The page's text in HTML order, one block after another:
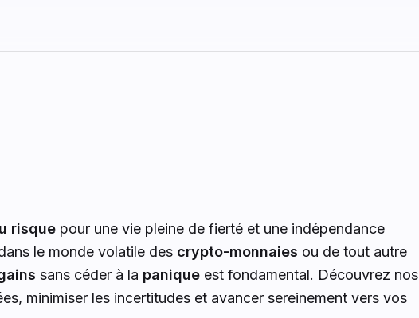
risque pour une vie pleine de fierté et une indépendance
le monde volatile des crypto-monnaies ou de tout autre
sans céder à la panique est fondamental. Découvrez nos
minimiser les incertitudes et avancer sereinement vers vos